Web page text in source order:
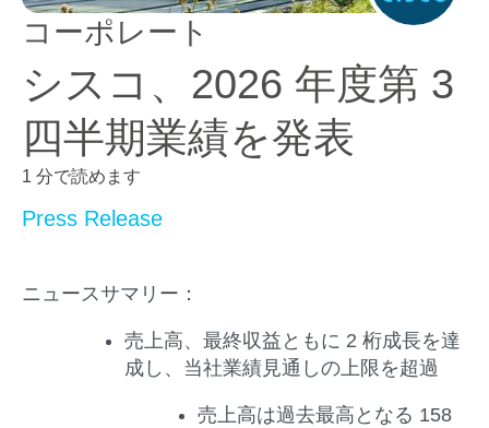
コーポレート
シスコ、2026 年度第 3
四半期業績を発表
1 分で読めます
Press Release
ニュースサマリー：
売上高、最終収益ともに 2 桁成長を達
成し、当社業績見通しの上限を超過
売上高は過去最高となる 158